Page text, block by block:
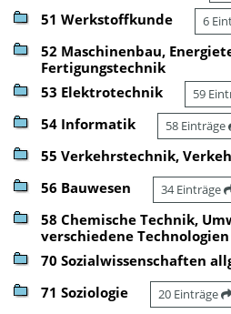
51 Werkstoffkunde 6
52 Maschinenbau,
Fertigungstechnik
53 Elektrotechnik 59
54 Informatik 58 Einträge
55 Verkehrstechnik,
56 Bauwesen 34 Einträge
58 Chemische Technik,
verschiedene Technologien
70 Sozialwissenschaften
71 Soziologie 20 Einträge